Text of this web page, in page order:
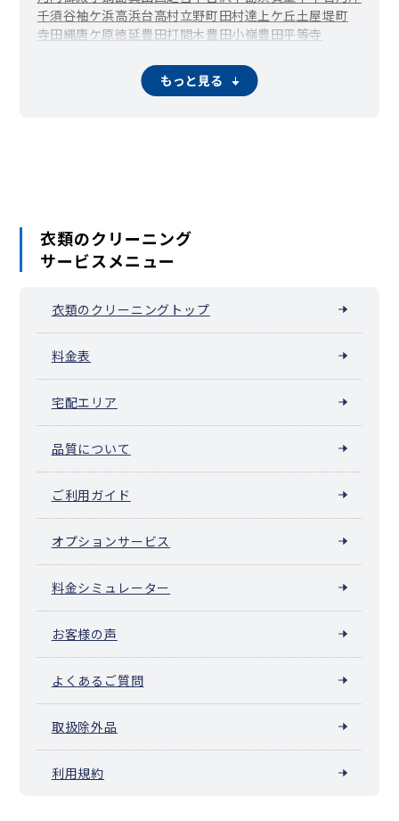
千須谷袖ケ浜高浜台高村立野町田村達上ケ丘土屋堤町
寺田縄唐ケ原徳延豊田打間木豊田小嶺豊田平等寺
西八幡虹ケ浜根坂間花水台
東中原 東八幡日向岡 広川札場町
もっと見る
衣類のクリーニング
サービスメニュー
衣類のクリーニングトップ
料金表
宅配エリア
品質について
ご利用ガイド
オプションサービス
料金シミュレーター
お客様の声
よくあるご質問
取扱除外品
利用規約